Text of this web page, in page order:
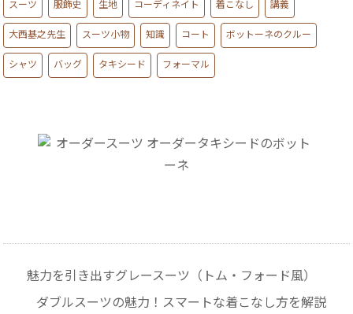
スーツ 服飾史 生地 コーディネイト 着こなし 講義
大西基之先生 スーツ小物 知識 コート ボットーネのクルー
シャツ バッグ タキシード フォーマル
魅力を引き出すグレースーツ（トム・フォード風）
ダブルスーツの魅力！スマートな着こなし方を解説